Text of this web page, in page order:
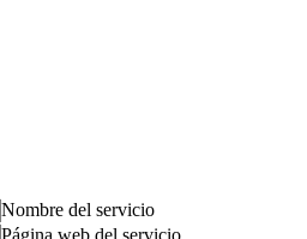
Nombre del servicio
Página web del servicio